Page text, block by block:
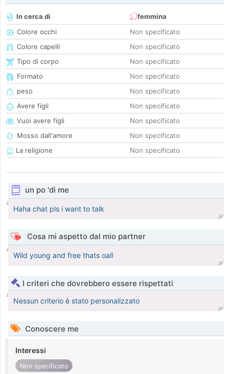
In cerca di
femmina
Colore occhi
Non specificato
Colore capelli
Non specificato
Tipo di corpo
Non specificato
Formato
Non specificato
peso
Non specificato
Avere figli
Non specificato
Vuoi avere figli
Non specificato
Mosso dall'amore
Non specificato
La religione
Non specificato
un po 'di me
Haha chat pls i want to talk
Cosa mi aspetto dal mio partner
Wild young and free thats oall
I criteri che dovrebbero essere rispettati
Nessun criterio è stato personalizzato
Conoscere me
Interessi
Non specificato